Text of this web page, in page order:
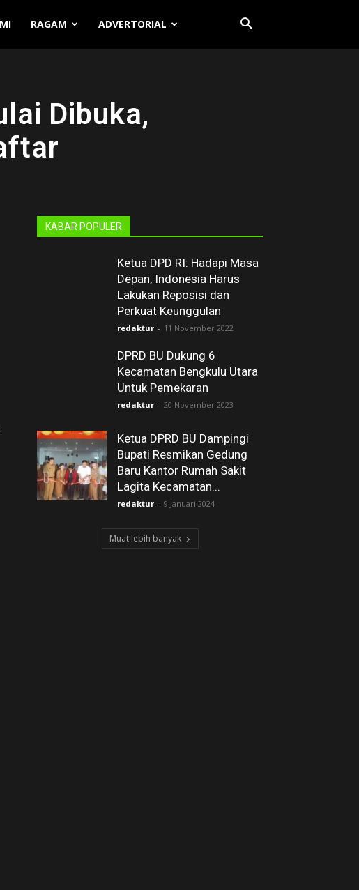
RAGAM ADVERTORIAL
Dibuka,
KABAR POPULER
Ketua DPD RI: Hadapi Masa
Depan, Indonesia Harus
Lakukan Reposisi dan
Perkuat Keunggulan
redaktur - 11 November 2022
DPRD BU Dukung 6
Kecamatan Bengkulu Utara
Untuk Pemekaran
redaktur - 20 November 2023
Ketua DPRD BU Dampingi
Bupati Resmikan Gedung
Baru Kantor Rumah Sakit
Lagita Kecamatan...
redaktur - 9 Januari 2024
Muat lebih banyak